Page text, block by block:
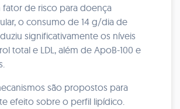
fator de risco para doença
o consumo de 14 g/dia de
significativamente os níveis
total e LDL, além de ApoB-100 e
são propostos para
efeito sobre o perfil lipídico.